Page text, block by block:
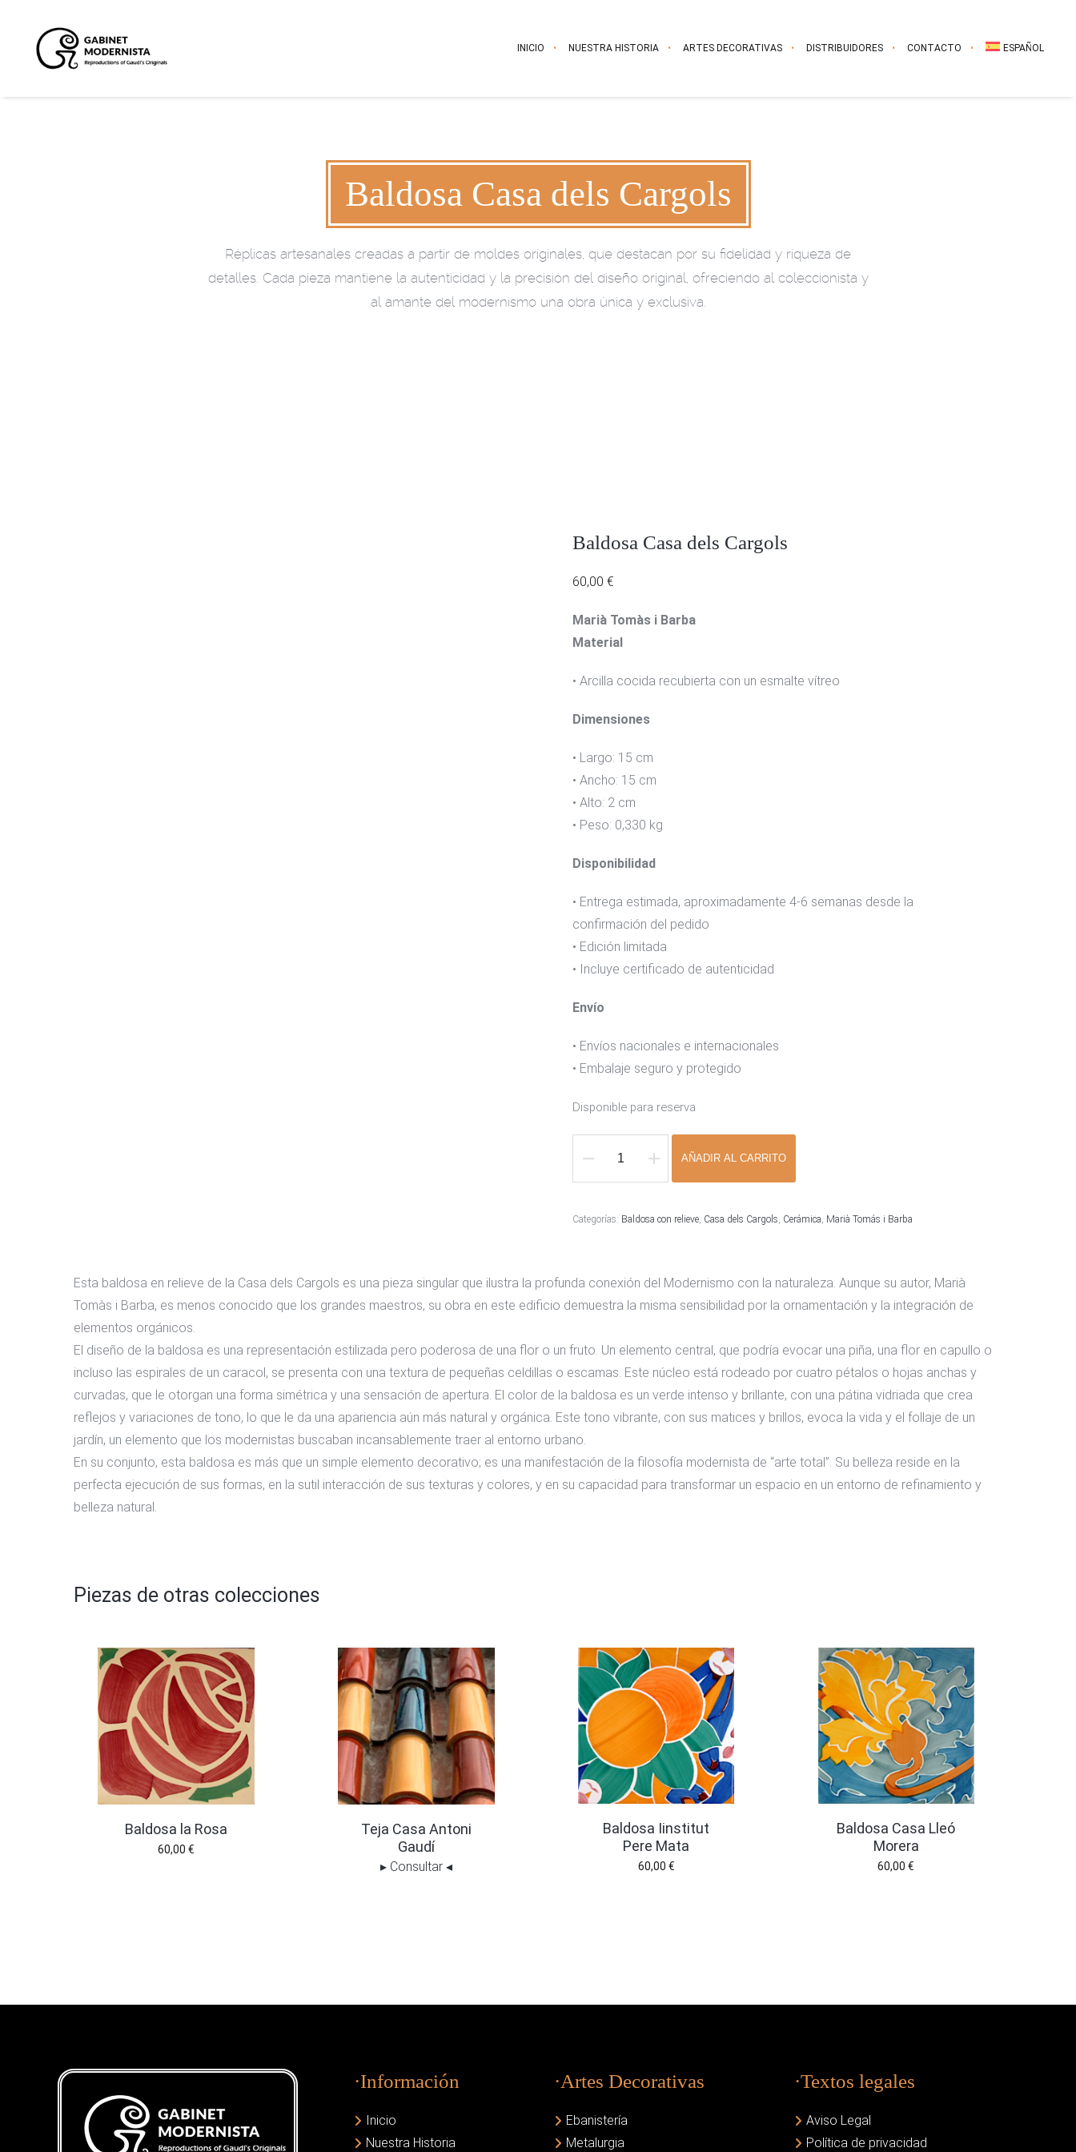
INICIO NUESTRA HISTORIA ARTES DECORATIVAS DISTRIBUIDORES CONTACTO ESPAÑOL
Baldosa Casa dels Cargols
Réplicas artesanales creadas a partir de moldes originales, que destacan por su fidelidad y riqueza de
detalles. Cada pieza mantiene la autenticidad y la precisión del diseño original, ofreciendo al coleccionista y
al amante del modernismo una obra única y exclusiva.
Baldosa Casa dels Cargols
60,00€
Marià Tomàs i Barba
Material
• Arcilla cocida recubierta con un esmalte vítreo
Dimensiones
• Largo: 15 cm
• Ancho: 15 cm
• Alto: 2 cm
• Peso: 0,330 kg
Disponibilidad
• Entrega estimada, aproximadamente 4-6 semanas desde la
confirmación del pedido
• Edición limitada
• Incluye certificado de autenticidad
Envío
• Envíos nacionales e internacionales
• Embalaje seguro y protegido
Disponible para reserva
Baldosa
dels
AÑADIR AL CARRITO
Categorías: Baldosa con relieve, Casa dels Cargols, Cerámica, Marià Tomás i Barba
Esta baldosa en relieve de la Casa dels Cargols es una pieza singular que ilustra la profunda conexión del Modernismo con la naturaleza. Aunque su autor, Marià
Tomàs i Barba, es menos conocido que los grandes maestros, su obra en este edificio demuestra la misma sensibilidad por la ornamentación y la integración de
elementos orgánicos.
El diseño de la baldosa es una representación estilizada pero poderosa de una flor o un fruto. Un elemento central, que podría evocar una piña, una flor en capullo o
incluso las espirales de un caracol, se presenta con una textura de pequeñas celdillas o escamas. Este núcleo está rodeado por cuatro pétalos o hojas anchas y
curvadas, que le otorgan una forma simétrica y una sensación de apertura. El color de la baldosa es un verde intenso y brillante, con una pátina vidriada que crea
reflejos y variaciones de tono, lo que le da una apariencia aún más natural y orgánica. Este tono vibrante, con sus matices y brillos, evoca la vida y el follaje de un
jardín, un elemento que los modernistas buscaban incansablemente traer al entorno urbano.
En su conjunto, esta baldosa es más que un simple elemento decorativo; es una manifestación de la filosofía modernista de “arte total”. Su belleza reside en la
perfecta ejecución de sus formas, en la sutil interacción de sus texturas y colores, y en su capacidad para transformar un espacio en un entorno de refinamiento y
belleza natural.
Piezas de otras colecciones
Baldosa la Rosa
60,00 €
Teja Casa Antoni
Gaudí
▸Consultar ◂
Baldosa Iinstitut
Pere Mata
60,00 €
Baldosa Casa Lleó
Morera
60,00€
·Información
Inicio
Nuestra Historia
·Artes Decorativas
Ebanistería
Metalurgia
·Textos legales
Aviso Legal
Política de privacidad